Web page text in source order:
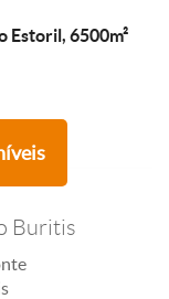
Estoril, 6500m²
Buritis